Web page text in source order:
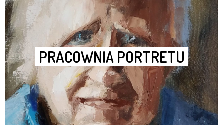
PRACOWNIA PORTRETU